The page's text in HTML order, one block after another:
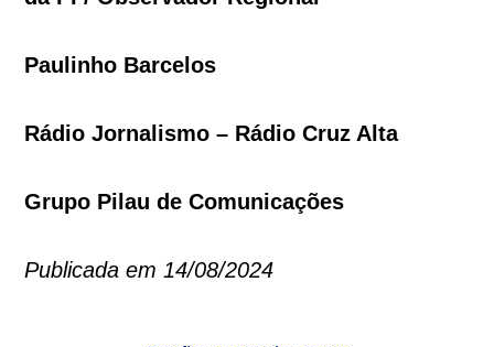
Paulinho Barcelos
Rádio Jornalismo – Rádio Cruz Alta
Grupo Pilau de Comunicações
Publicada em 14/08/2024